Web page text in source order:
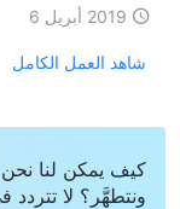
2019 أبريل 6
شاهد العمل الكامل
كيف يمكن لنا
ونتطهَّر؟ لا تتردد